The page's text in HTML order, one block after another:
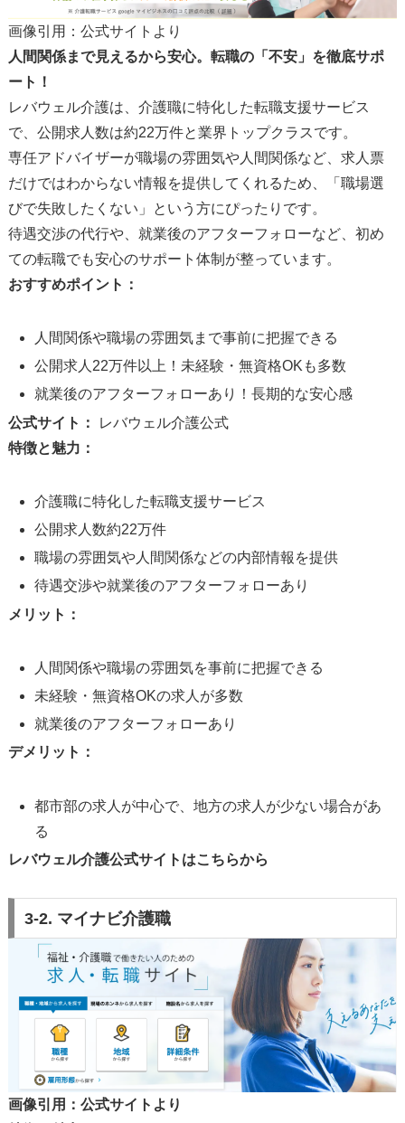
画像引用：公式サイトより
人間関係まで見えるから安心。転職の「不安」を徹底サポ
ート！
レバウェル介護は、介護職に特化した転職支援サービス
で、公開求人数は約22万件と業界トップクラスです。
専任アドバイザーが職場の雰囲気や人間関係など、求人票
だけではわからない情報を提供してくれるため、「職場選
びで失敗したくない」という方にぴったりです。
待遇交渉の代行や、就業後のアフターフォローなど、初め
ての転職でも安心のサポート体制が整っています。
おすすめポイント：
人間関係や職場の雰囲気まで事前に把握できる
公開求人22万件以上！未経験・無資格OKも多数
就業後のアフターフォローあり！長期的な安心感
公式サイト：
レバウェル介護公式
特徴と魅力：
介護職に特化した転職支援サービス
公開求人数約22万件
職場の雰囲気や人間関係などの内部情報を提供
待遇交渉や就業後のアフターフォローあり
メリット：
人間関係や職場の雰囲気を事前に把握できる
未経験・無資格OKの求人が多数
就業後のアフターフォローあり
デメリット：
都市部の求人が中心で、地方の求人が少ない場合があ
る
レバウェル介護公式サイトはこちらから
3-2. マイナビ介護職
画像引用：公式サイトより